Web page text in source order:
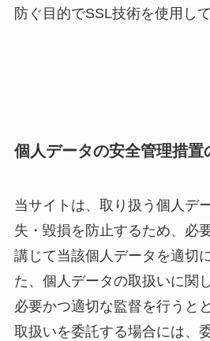
防ぐ目的でSSL技術を使用し
個人データの安全管理措置
当サイトは、取り扱う個人デ
失・毀損を防止するため、必
講じて当該個人データを適切
た、個人データの取扱いに関
必要かつ適切な監督を行うと
取扱いを委託する場合には、